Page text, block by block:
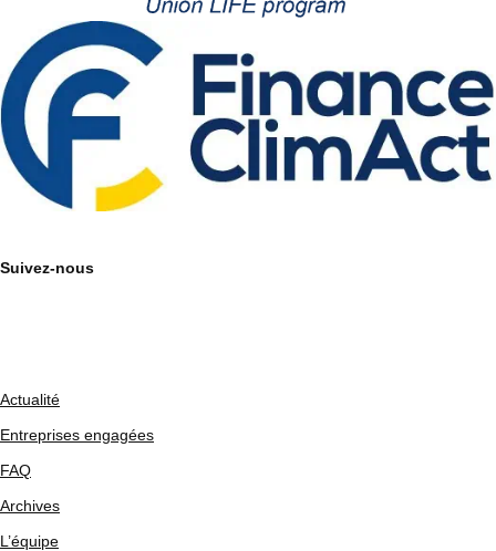
Suivez-nous
Actualité
Entreprises engagées
FAQ
Archives
L’équipe